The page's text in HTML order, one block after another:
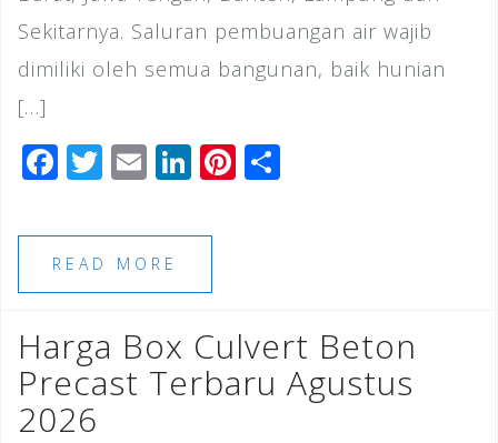
Sekitarnya. Saluran pembuangan air wajib
dimiliki oleh semua bangunan, baik hunian
[…]
F
c
e
b
o
o
k
T
tt
e
r
E
ai
l
Li
k
dI
n
Pi
st
READ MORE
Harga Box Culvert Beton
Precast Terbaru Agustus
2026